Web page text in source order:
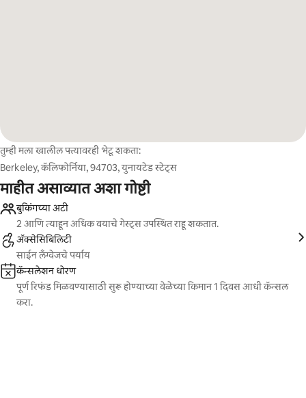
तुम्ही मला खालील पत्त्यावरही भेटू शकता:
Berkeley, कॅलिफोर्निया, 94703, युनायटेड स्टेट्स
माहीत असाव्यात अशा गोष्टी
बुकिंगच्या अटी
2 आणि त्याहून अधिक वयाचे गेस्ट्स उपस्थित राहू शकतात.
ॲक्सेसिबिलिटी
साईन लँग्वेजचे पर्याय
कॅन्सलेशन धोरण
पूर्ण रिफंड मिळवण्यासाठी सुरू होण्याच्या वेळेच्या किमान 1 दिवस आधी कॅन्सल
करा.